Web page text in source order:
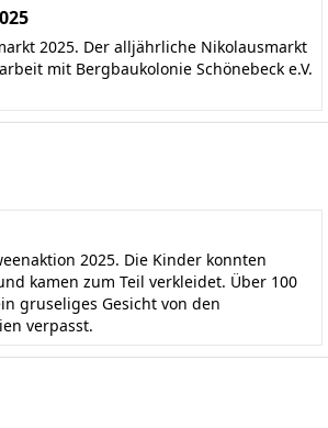
2025. Der alljährliche Nikolausmarkt
mit Bergbaukolonie Schönebeck e.V.
2025. Die Kinder konnten
kamen zum Teil verkleidet. Über 100
gruseliges Gesicht von den
verpasst.